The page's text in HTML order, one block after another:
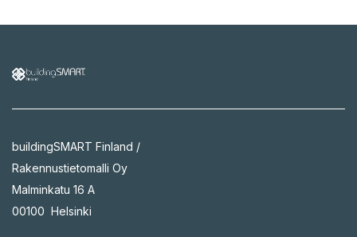
buildingSMART Finland /
Rakennustietomalli Oy
Malminkatu 16 A
00100 Helsinki